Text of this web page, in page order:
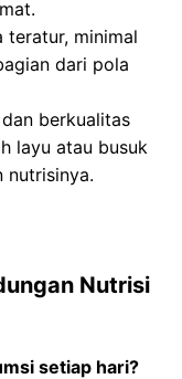
teratur, minimal
dari pola
berkualitas
layu atau busuk
nutrisinya.
Nutrisi
setiap hari?